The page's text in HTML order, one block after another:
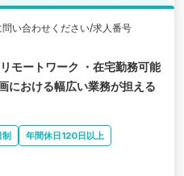
い合わせください/求人番号
モートワーク ・在宅勤務可能
における幅広い業務が担える
年間休日120日以上